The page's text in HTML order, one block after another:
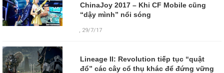
ChinaJoy 2017 – Khi CF Mobile cũng
“dậy mình” nổi sóng
, 29/7/17
Lineage II: Revolution tiếp tục “quật
đổ” các cây cổ thụ khác để đứng vững